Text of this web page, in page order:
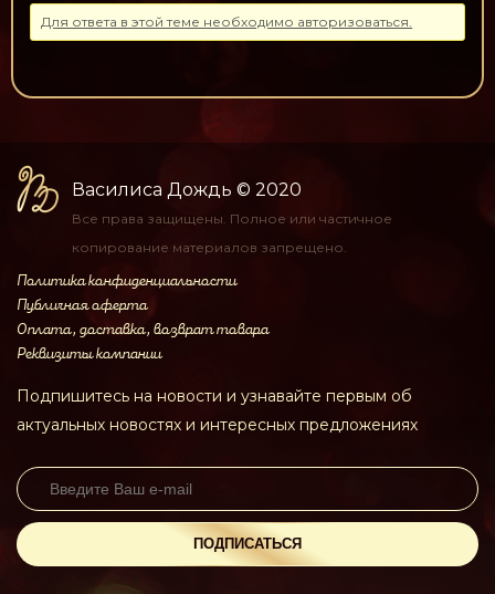
Для ответа в этой теме необходимо авторизоваться.
Василиса Дождь © 2020
Все права защищены. Полное или частичное
копирование материалов запрещено.
Политика конфиденциальности
Публичная оферта
Оплата, доставка, возврат товара
Реквизиты компании
Подпишитесь на новости и узнавайте первым об
актуальных новостях и интересных предложениях
ПОДПИСАТЬСЯ